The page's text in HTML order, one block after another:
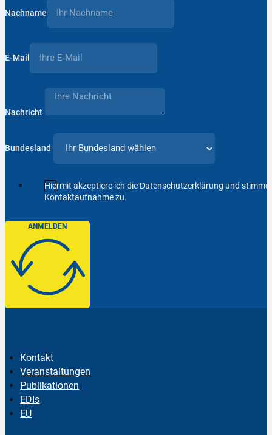
Nachname
E-Mail
Nachricht
Bundesland
Hiermit akzeptiere ich die Datenschutzerklärung und
Kontaktaufnahme zu.
ANMELDEN
Kontakt
Veranstaltungen
Publikationen
EDIs
EU